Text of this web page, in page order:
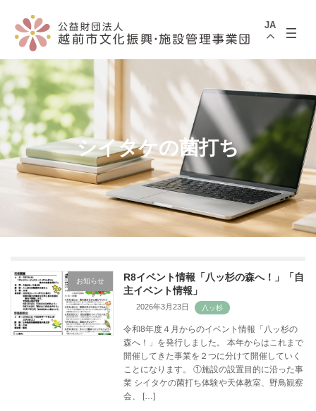
へ
ス
キ
ッ
プ
ョ
ン
に
移
動
JA
シイタケの菌打ち
お知らせ
R8イベント情報「八ッ杉の森へ！」「自
主イベント情報」
2026年3月23日
令和8年度４月からのイベント情報「八ッ杉の
森へ！」を発行しました。 本年からはこれまで
開催してきた事業を２つに分けて開催していく
ことになります。 ①施設の設置目的に沿った事
業 シイタケの菌打ち体験や天体教室、野鳥観察
会、 […]